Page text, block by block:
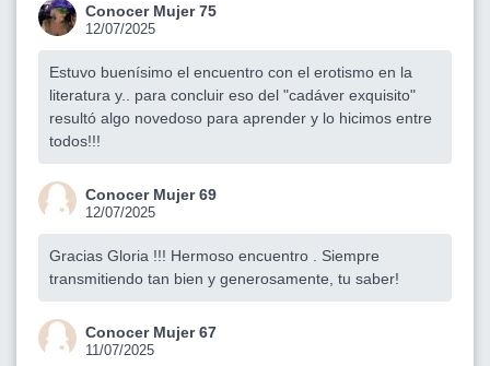
Conocer Mujer 75
12/07/2025
Estuvo buenísimo el encuentro con el erotismo en la
literatura y.. para concluir eso del "cadáver exquisito"
resultó algo novedoso para aprender y lo hicimos entre
todos!!!
Conocer Mujer 69
12/07/2025
Gracias Gloria !!! Hermoso encuentro . Siempre
transmitiendo tan bien y generosamente, tu saber!
Conocer Mujer 67
11/07/2025